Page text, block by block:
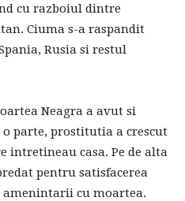
cu razboiul dintre
Ciuma s-a raspandit
Rusia si restul
Neagra a avut si
o parte, prostitutia a crescut
intretineau casa. Pe de alta
pentru satisfacerea
cu moartea.